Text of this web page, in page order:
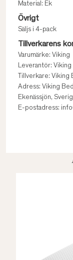
Material: Ek
Övrigt
Säljs i 4-pack
Tillverkarens
Varumärke: Viking
Leverantör: Viking
Tillverkare:
Adress: Viking
Ekenässjön,
E-postadress: